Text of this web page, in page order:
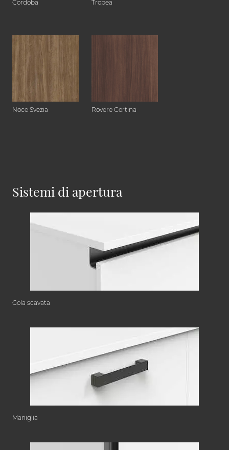
Cordoba Tropea
Noce Svezia Rovere Cortina
Sistemi di apertura
Gola scavata
Maniglia